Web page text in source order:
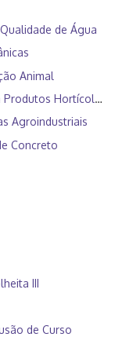
de Água
Animal
Hortícolas
Agroindustriais
Concreto
III
de Curso